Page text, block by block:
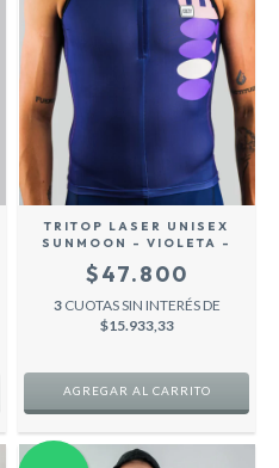
TRITOP LASER UNISEX
SUNMOON - VIOLETA -
$47.800
3 CUOTAS SIN INTERÉS DE
$15.933,33
AGREGAR AL CARRITO